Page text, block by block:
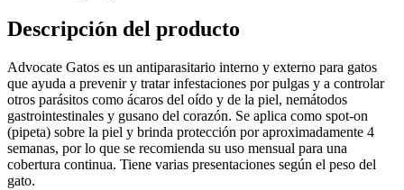
Descripción del producto
Advocate Gatos es un antiparasitario interno y externo para gatos
que ayuda a prevenir y tratar infestaciones por pulgas y a controlar
otros parásitos como ácaros del oído y de la piel, nemátodos
gastrointestinales y gusano del corazón. Se aplica como spot-on
(pipeta) sobre la piel y brinda protección por aproximadamente 4
semanas, por lo que se recomienda su uso mensual para una
cobertura continua. Tiene varias presentaciones según el peso del
gato.